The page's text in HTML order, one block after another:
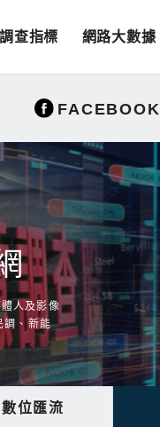
調查指標 網路大數據
FACEBOOK
人及影像
調、新能
數位匯流